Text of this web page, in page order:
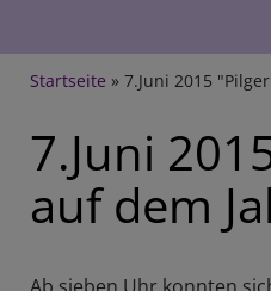
Breadcrumb
Startseite 7.Juni 2015
7.Juni
auf dem